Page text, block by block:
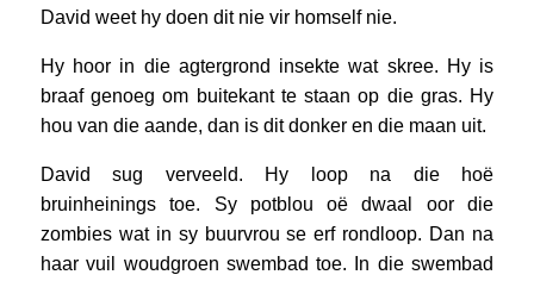
David weet hy doen dit nie vir homself nie.
Hy hoor in die agtergrond insekte wat skree. Hy is
braaf genoeg om buitekant te staan op die gras. Hy
hou van die aande, dan is dit donker en die maan uit.
David sug verveeld. Hy loop na die hoë
bruinheinings toe. Sy potblou oë dwaal oor die
zombies wat in sy buurvrou se erf rondloop. Dan na
haar vuil woudgroen swembad toe. In die swembad